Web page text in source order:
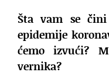
Šta vam se
epidemije
ćemo izvući?
vernika?